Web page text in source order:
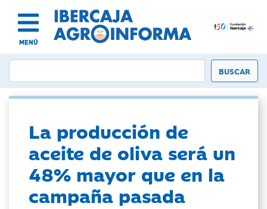
MENÚ
La producción de
aceite de oliva será un
48% mayor que en la
campaña pasada